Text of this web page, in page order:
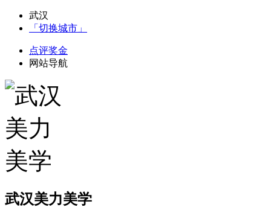
武汉
「切换城市」
点评奖金
网站导航
武汉美力美学